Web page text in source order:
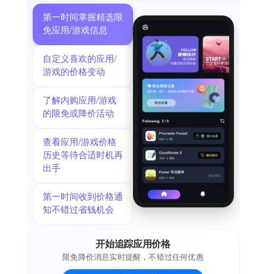
第一时间掌握精选限
免应用/游戏信息
自定义喜欢的应用/
游戏的价格变动
了解内购应用/游戏
的限免或降价活动
查看应用/游戏价格
历史等待合适时机再
出手
第一时间收到价格通
知不错过省钱机会
开始追踪应用价格
限免降价消息实时提醒，不错过任何优惠